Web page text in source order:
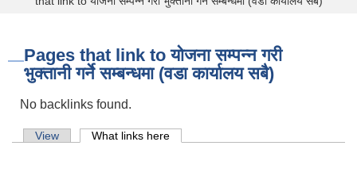
Pages that link to योजना सम्पन्न गरी
भुक्तानी गर्ने सम्बन्धमा (वडा कार्यालय सबै)
No backlinks found.
Primary tabs
View What links here